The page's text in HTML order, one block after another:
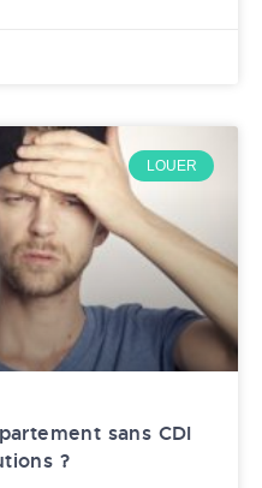
LOUER
sans CDI
?